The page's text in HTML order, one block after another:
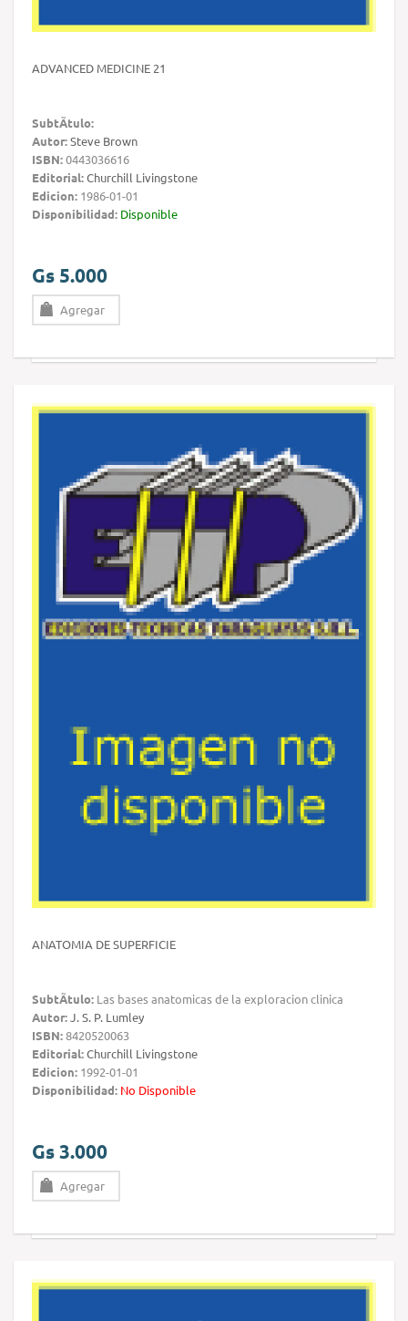
ADVANCED MEDICINE 21
SubtÃ­tulo:
Autor:Steve Brown
ISBN:0443036616
Editorial:Churchill Livingstone
Edicion: 1986-01-01
Disponibilidad: Disponible
Gs 5.000
Agregar
ANATOMIA DE SUPERFICIE
SubtÃ­tulo: Las bases anatomicas de la exploracion clinica
Autor:J. S. P. Lumley
ISBN:8420520063
Editorial:Churchill Livingstone
Edicion: 1992-01-01
Disponibilidad: No Disponible
Gs 3.000
Agregar